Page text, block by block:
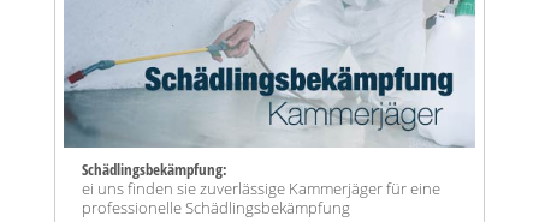
Schädlingsbekämpfung:
ei uns finden sie zuverlässige Kammerjäger für eine
professionelle Schädlingsbekämpfung